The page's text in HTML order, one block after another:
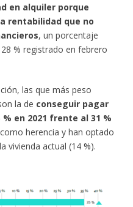
en alquiler porque
rentabilidad que no
, un porcentaje
% registrado en febrero
las que más peso
la de conseguir pagar
en 2021 frente al 31 %
herencia y han optado
vivienda actual (14 %).